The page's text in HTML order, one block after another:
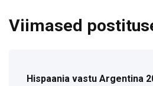
Viimased
Hispaania vastu Argentina